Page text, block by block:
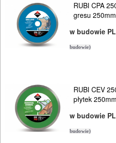
polerskie
Tarcze
diamentowe
110mm
115mm
RUBI CPA
gresu 250mm
w budowie
budowie)
RUBI CEV
płytek 250mm
w budowie
budowie)